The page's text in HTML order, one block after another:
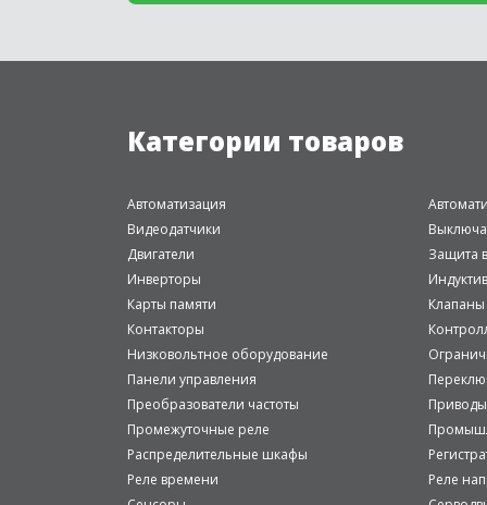
Категории товаров
Автоматизация
Видеодатчики
Двигатели
Защита
Инверторы
Карты памяти
Клапаны
Контакторы
Низковольтное оборудование
Панели управления
Преобразователи частоты
Приводы
Промежуточные реле
Распределительные шкафы
Реле времени
Реле